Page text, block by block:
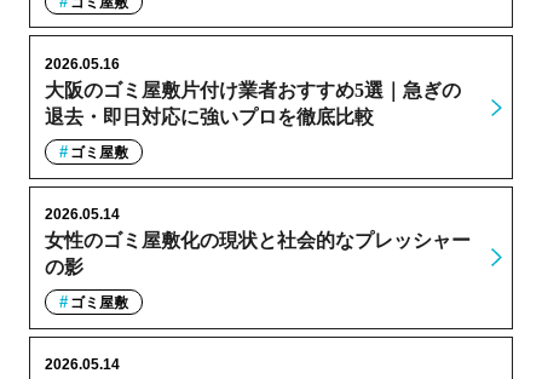
大阪のゴミ屋敷片付け業者おすすめ5選｜急ぎの
退去・即日対応に強いプロを徹底比較
2026.05.16
ゴミ屋敷
女性のゴミ屋敷化の現状と社会的なプレッシャー
の影
2026.05.14
ゴミ屋敷
2026.05.14